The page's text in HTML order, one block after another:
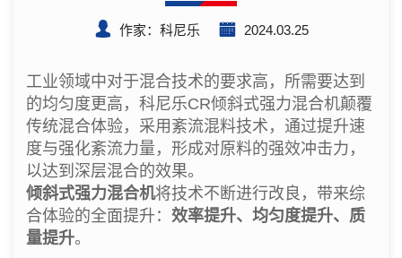
作家：科尼乐 2024.03.25
工业领域中对于混合技术的要求高，所需要达到
的均匀度更高，科尼乐CR倾斜式强力混合机颠覆
传统混合体验，采用紊流混料技术，通过提升速
度与强化紊流力量，形成对原料的强效冲击力，
以达到深层混合的效果。
倾斜式强力混合机将技术不断进行改良，带来综
合体验的全面提升： 效率提升、均匀度提升、质
量提升。